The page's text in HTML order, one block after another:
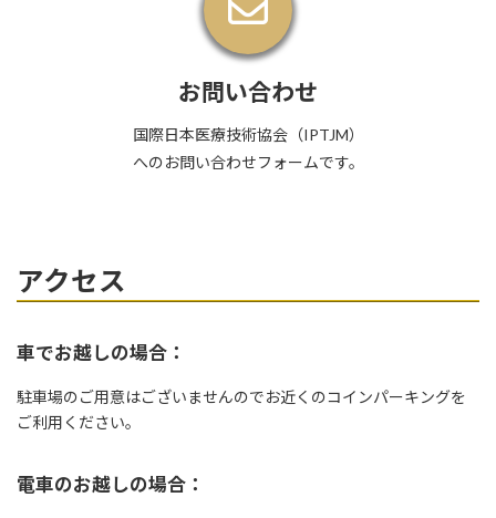
お問い合わせ
国際日本医療技術協会（IPTJM）
へのお問い合わせフォームです。
アクセス
車でお越しの場合：
駐車場のご用意はございませんのでお近くのコインパーキングを
ご利用ください。
電車のお越しの場合：